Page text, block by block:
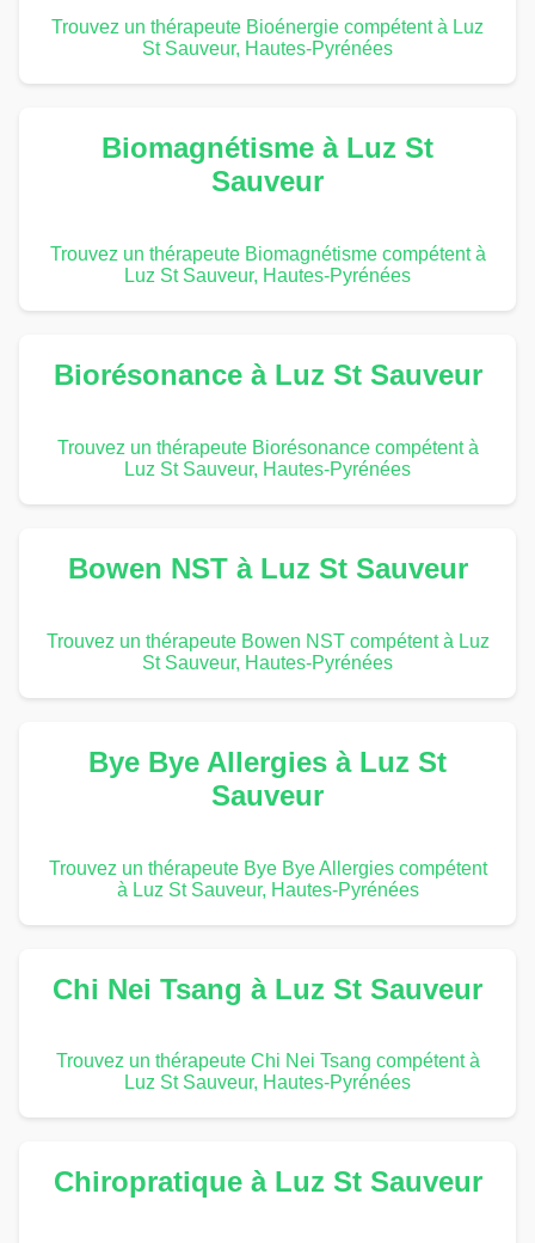
Trouvez un thérapeute Bioénergie compétent à Luz
St Sauveur, Hautes-Pyrénées
Biomagnétisme à Luz St
Sauveur
Trouvez un thérapeute Biomagnétisme compétent à
Luz St Sauveur, Hautes-Pyrénées
Biorésonance à Luz St Sauveur
Trouvez un thérapeute Biorésonance compétent à
Luz St Sauveur, Hautes-Pyrénées
Bowen NST à Luz St Sauveur
Trouvez un thérapeute Bowen NST compétent à Luz
St Sauveur, Hautes-Pyrénées
Bye Bye Allergies à Luz St
Sauveur
Trouvez un thérapeute Bye Bye Allergies compétent
à Luz St Sauveur, Hautes-Pyrénées
Chi Nei Tsang à Luz St Sauveur
Trouvez un thérapeute Chi Nei Tsang compétent à
Luz St Sauveur, Hautes-Pyrénées
Chiropratique à Luz St Sauveur